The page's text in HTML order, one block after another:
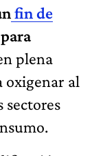
fin de
plena
oxigenar al
sectores